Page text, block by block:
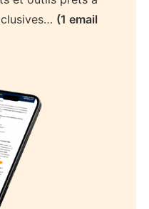
(1 email